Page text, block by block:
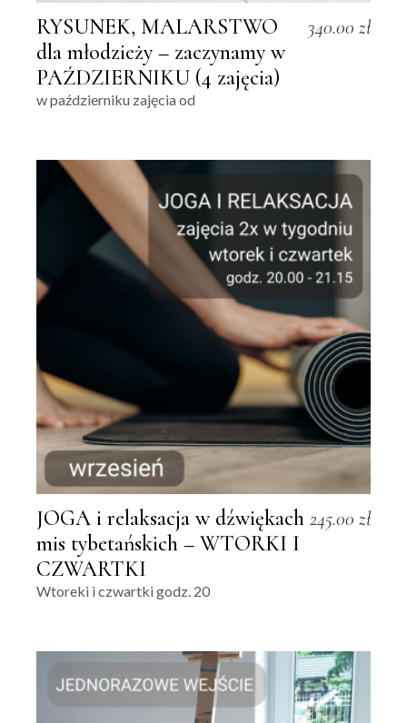
RYSUNEK, MALARSTWO
dla młodzieży – zaczynamy w
PAŹDZIERNIKU (4 zajęcia)
340.00 zł
w październiku zajęcia od
JOGA i relaksacja w dźwiękach
mis tybetańskich – WTORKI I
CZWARTKI
245.00 zł
Wtoreki i czwartki godz. 20